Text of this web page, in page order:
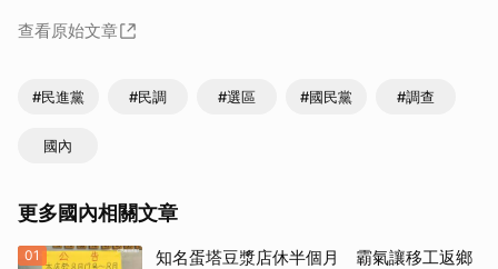
查看原始文章
#民進黨 #民調 #選區 #國民黨 #調查
國內
更多國內相關文章
01
知名蛋塔豆漿店休半個月 霸氣讓移工返鄉